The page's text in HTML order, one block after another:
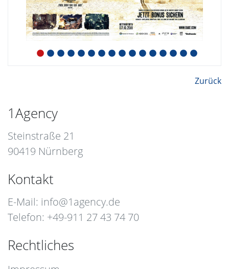
Zurück
1Agency
Steinstraße 21
90419 Nürnberg
Kontakt
E-Mail: info@1agency.de
Telefon: +49-911 27 43 74 70
Rechtliches